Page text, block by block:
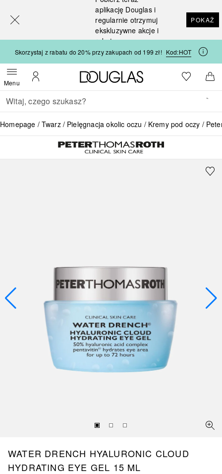
aplikację Douglas i
regularnie otrzymuj
ekskluzywne akcje i
rabaty
POKAŻ
Skorzystaj z rabatu do 20% przy zakupach od 199 zł! Kod:HOT
MenuOtwórz menuMoje konto
Strona główna Douglas
Do listyDo
Wracać
Wykonaj wyszukiwanie
Homepage Twarz Pielęgnacja okolic oczu Kremy pod oczy
WATER DRENCH HYALURONIC CLOUD
HYDRATING EYE GEL 15 ML
[navigation.slideout.screenreader]